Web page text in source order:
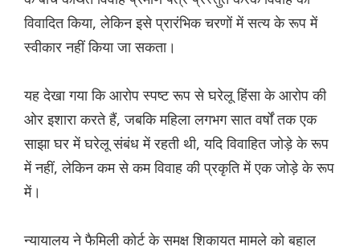
विवादित किया, लेकिन इसे प्रारंभिक चरणों में सत्य के रूप में
स्वीकार नहीं किया जा सकता।
यह देखा गया कि आरोप स्पष्ट रूप से घरेलू हिंसा के आरोप की
ओर इशारा करते हैं, जबकि महिला लगभग सात वर्षों तक एक
साझा घर में घरेलू संबंध में रहती थी, यदि विवाहित जोड़े के रूप
में नहीं, लेकिन कम से कम विवाह की प्रकृति में एक जोड़े के रूप
में।
न्यायालय ने फैमिली कोर्ट के समक्ष शिकायत मामले को बहाल